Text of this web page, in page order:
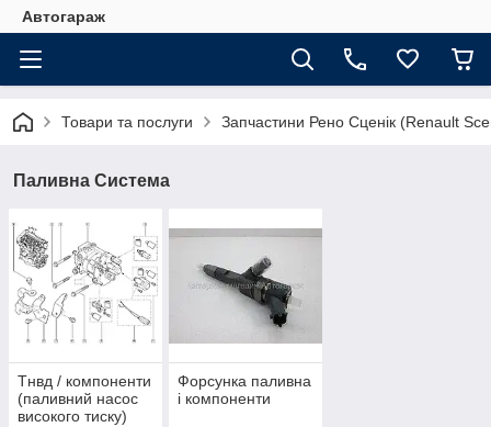
Автогараж
Товари та послуги Запчастини Рено Сценік (Renault
Паливна Система
Тнвд / компоненти
(паливний насос
високого тиску)
Форсунка паливна
і компоненти